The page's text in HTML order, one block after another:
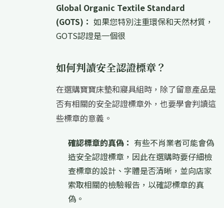
Global Organic Textile Standard
(GOTS)： 如果您特別注重環保和天然材質，
GOTS認證是一個很
如何判讀安全認證標章？
在選購寶寶床墊和寢具組時，除了留意產品是
否有相關的安全認證標章外，也要學會判讀這
些標章的意義。
確認標章的真偽： 有些不肖業者可能會偽
造安全認證標章，因此在選購時要仔細檢
查標章的設計、字體是否清晰，並向店家
索取相關的檢驗報告，以確認標章的真
偽。